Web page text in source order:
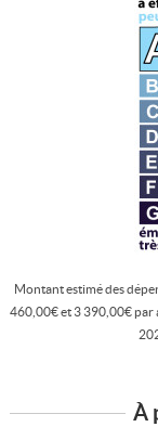
Montant estimé des
460,00€ et 3 390,00€ par
À